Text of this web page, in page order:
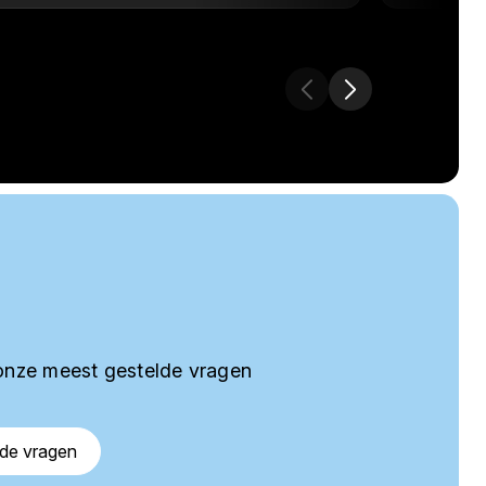
meest gestelde vragen
vragen